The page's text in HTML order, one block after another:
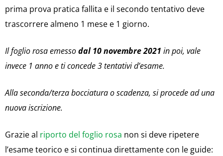
prima prova pratica fallita e il secondo tentativo deve
trascorrere almeno 1 mese e 1 giorno.
Il foglio rosa emessodal 10 novembre 2021 in poi, vale
invece 1 anno e ti concede 3 tentativi d’esame.
Alla seconda/terza bocciatura o scadenza, si procede ad una
nuova iscrizione.
Grazie al riporto del foglio rosa non si deve ripetere
l’esame teorico e si continua direttamente con le guide: